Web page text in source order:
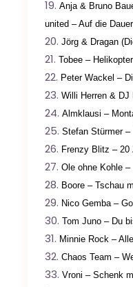
Anja & Bruno
united – Auf die
Jörg & Dragan
Tobee –
Peter Wackel –
Willi Herren & DJ
Almklausi –
Stefan Stürmer
Frenzy Blitz – 20
Ole ohne Kohle
Boore – Tschau
Nico Gemba –
Tom Juno – Du
Minnie Rock –
Chaos Team –
Vroni – Schenk